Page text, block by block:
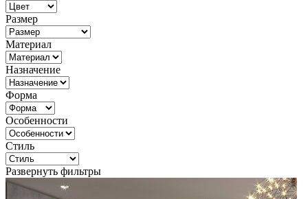
Размер
Материал
Назначение
Форма
Особенности
Стиль
Развернуть фильтры